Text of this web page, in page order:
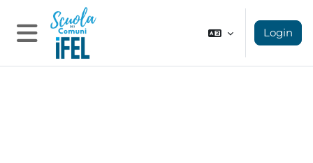
Vai al contenuto principale
Pannello laterale
Login